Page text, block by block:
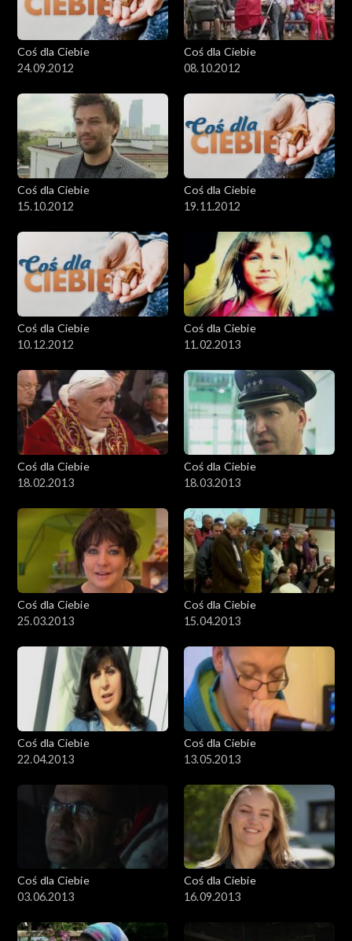
Coś dla Ciebie
24.09.2012
Coś dla Ciebie
08.10.2012
Coś dla Ciebie
15.10.2012
Coś dla Ciebie
19.11.2012
Coś dla Ciebie
10.12.2012
Coś dla Ciebie
11.02.2013
Coś dla Ciebie
18.02.2013
Coś dla Ciebie
18.03.2013
Coś dla Ciebie
25.03.2013
Coś dla Ciebie
15.04.2013
Coś dla Ciebie
22.04.2013
Coś dla Ciebie
13.05.2013
Coś dla Ciebie
03.06.2013
Coś dla Ciebie
16.09.2013